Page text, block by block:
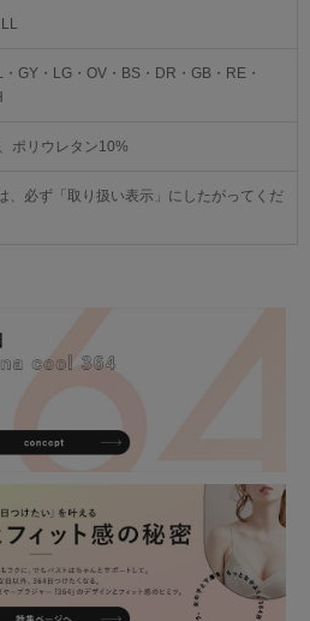
・GY・LG・OV・BS・DR・GB・RE・
ポリウレタン10%
、必ず「取り扱い表示」にしたがってくだ